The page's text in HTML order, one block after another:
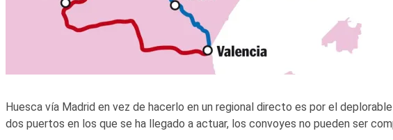
Huesca vía Madrid en vez de hacerlo en un regional directo es por el
dos puertos en los que se ha llegado a actuar, los convoyes no pueden ser